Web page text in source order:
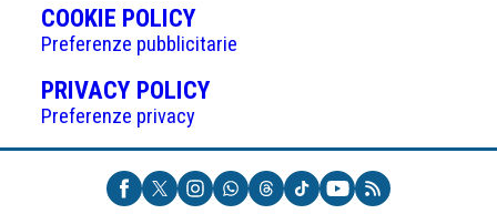
COOKIE POLICY(APRE
IN
UNA
NUOVA
Preferenze pubblicitarie
PRIVACY POLICY(APRE
UNA
NUOVA
SCHEDA)
Preferenze privacy